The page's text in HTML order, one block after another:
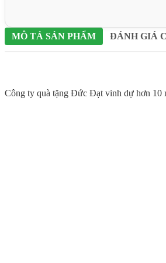
MÔ TẢ SẢN PHẨM ĐÁNH GIÁ
Công ty quà tặng Đức Đạt vinh dự hơn 10